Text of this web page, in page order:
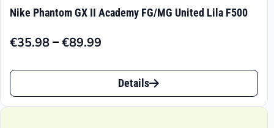
Nike Phantom GX II Academy FG/MG United Lila F500
€35.98–€89.99
Preisspanne:
€35.98
€89.99
Dieses
Produkt
Details